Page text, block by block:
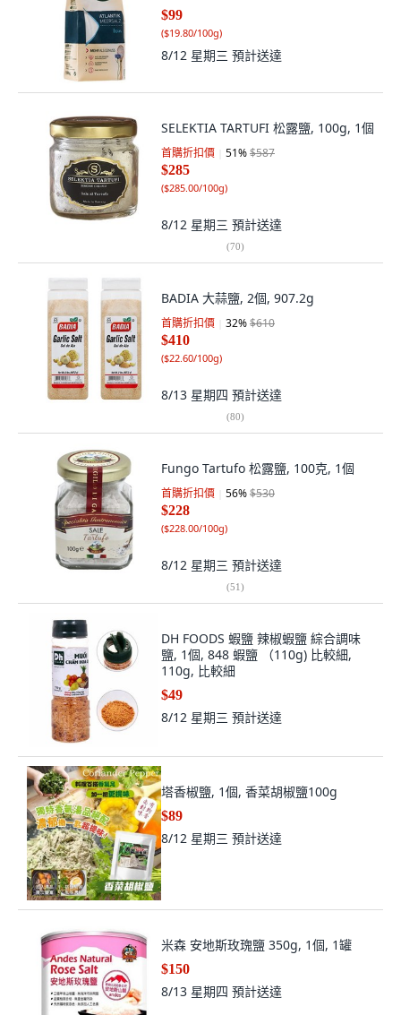
$99
($19.80/100g)
8/12 星期三 預計送達
SELEKTIA TARTUFI 松露鹽, 100g, 1個
首購折扣價 51%$587
$285
($285.00/100g)
8/12 星期三 預計送達
(70)
BADIA 大蒜鹽, 2個, 907.2g
首購折扣價 32%$610
$410
($22.60/100g)
8/13 星期四 預計送達
(80)
Fungo Tartufo 松露鹽, 100克, 1個
首購折扣價 56%$530
$228
($228.00/100g)
8/12 星期三 預計送達
(51)
DH FOODS 蝦鹽 辣椒蝦鹽 綜合調味
鹽, 1個, 848 蝦鹽 （110g) 比較細,
110g, 比較細
$49
8/12 星期三 預計送達
塔香椒鹽, 1個, 香菜胡椒鹽100g
$89
8/12 星期三 預計送達
米森 安地斯玫瑰鹽 350g, 1個, 1罐
$150
8/13 星期四 預計送達